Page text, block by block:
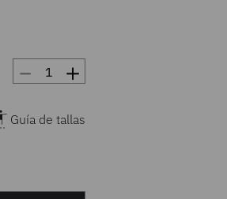
＋
－
Guía de tallas